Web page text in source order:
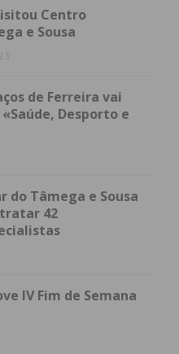
Centro
e Sousa
de Ferreira vai
Desporto e
do Tâmega e Sousa
42
IV Fim de Semana